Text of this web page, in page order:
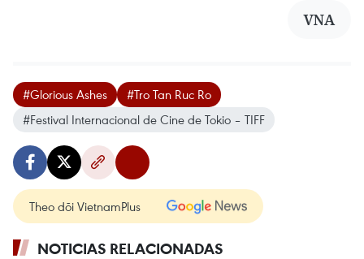
VNA
#Glorious Ashes
#Tro Tan Ruc Ro
#Festival Internacional de Cine de Tokio – TIFF
Theo dõi VietnamPlus
NOTICIAS RELACIONADAS